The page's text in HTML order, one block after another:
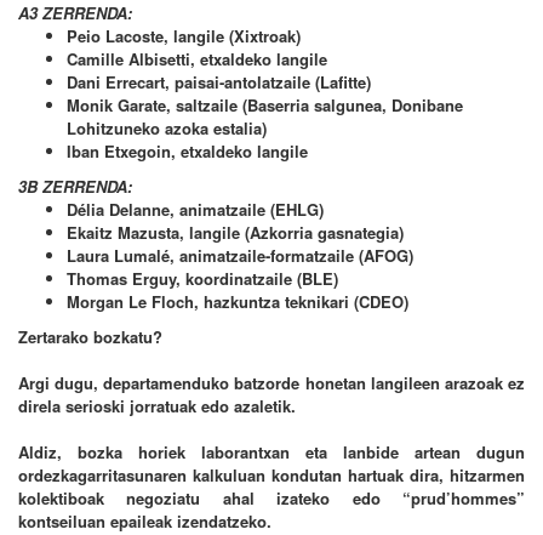
A3 ZERRENDA:
Peio Lacoste, langile (Xixtroak)
Camille Albisetti, etxaldeko langile
Dani Errecart, paisai-antolatzaile (Lafitte)
Monik Garate, saltzaile (Baserria salgunea, Donibane
Lohitzuneko azoka estalia)
Iban Etxegoin, etxaldeko langile
3B ZERRENDA:
Délia Delanne, animatzaile (EHLG)
Ekaitz Mazusta, langile (Azkorria gasnategia)
Laura Lumalé, animatzaile-formatzaile (AFOG)
Thomas Erguy, koordinatzaile (BLE)
Morgan Le Floch, hazkuntza teknikari (CDEO)
Zertarako bozkatu?
Argi dugu, departamenduko batzorde honetan langileen arazoak ez
direla serioski jorratuak edo azaletik.
Aldiz, bozka horiek laborantxan eta lanbide artean dugun
ordezkagarritasunaren kalkuluan kondutan hartuak dira, hitzarmen
kolektiboak negoziatu ahal izateko edo “prud’hommes”
kontseiluan epaileak izendatzeko.